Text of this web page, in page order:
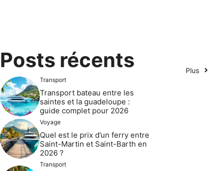
Posts récents Plus
Transport
Transport bateau entre les
saintes et la guadeloupe :
guide complet pour 2026
Voyage
Quel est le prix d’un ferry entre
Saint-Martin et Saint-Barth en
2026 ?
Transport